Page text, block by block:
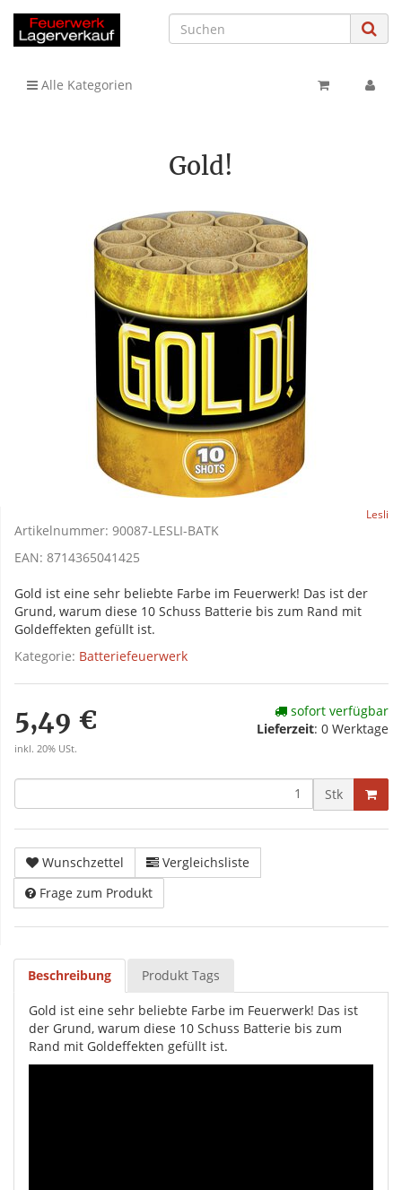
Alle Kategorien
Gold!
Lesli
Artikelnummer: 90087-LESLI-BATK
EAN: 8714365041425
Gold ist eine sehr beliebte Farbe im Feuerwerk! Das ist der
Grund, warum diese 10 Schuss Batterie bis zum Rand mit
Goldeffekten gefüllt ist.
Kategorie: Batteriefeuerwerk
5,49 €
inkl. 20% USt.
sofort verfügbar
Lieferzeit: 0 Werktage
Stk
Wunschzettel
Vergleichsliste
Frage zum Produkt
Beschreibung Produkt Tags
Gold ist eine sehr beliebte Farbe im Feuerwerk! Das ist
der Grund, warum diese 10 Schuss Batterie bis zum
Rand mit Goldeffekten gefüllt ist.